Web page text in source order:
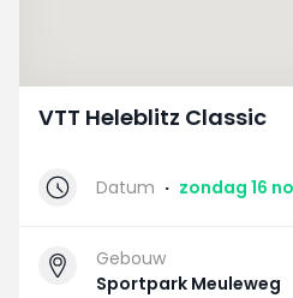
VTT Heleblitz Classic
Datum · zondag 16
Gebouw
Sportpark Meuleweg